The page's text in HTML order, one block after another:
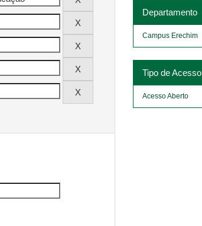
Departamento
Campus Erechim
Tipo de Acesso
Acesso Aberto